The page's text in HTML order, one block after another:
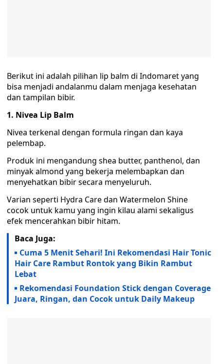
Berikut ini adalah pilihan lip balm di Indomaret yang
bisa menjadi andalanmu dalam menjaga kesehatan
dan tampilan bibir.
1. Nivea Lip Balm
Nivea terkenal dengan formula ringan dan kaya
pelembap.
Produk ini mengandung shea butter, panthenol, dan
minyak almond yang bekerja melembapkan dan
menyehatkan bibir secara menyeluruh.
Varian seperti Hydra Care dan Watermelon Shine
cocok untuk kamu yang ingin kilau alami sekaligus
efek mencerahkan bibir hitam.
Baca Juga:
Cuma 5 Menit Sehari! Ini Rekomendasi Hair Tonic
Hair Care Rambut Rontok yang Bikin Rambut
Lebat
Rekomendasi Foundation Stick dengan Coverage
Juara, Ringan, dan Cocok untuk Daily Makeup